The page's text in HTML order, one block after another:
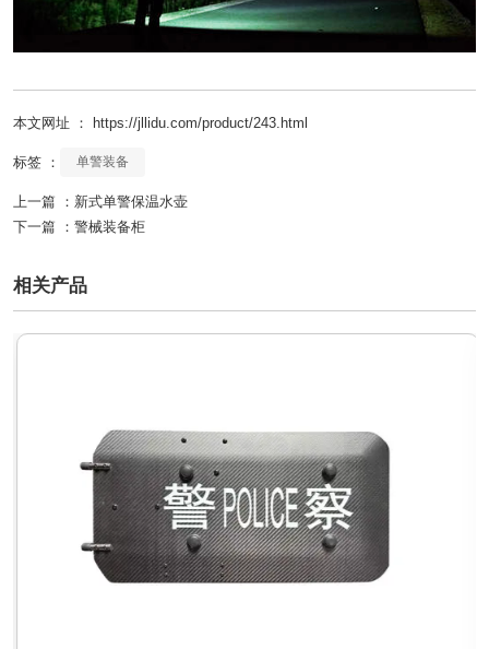
本文网址 ： https://jllidu.com/product/243.html
标签 ： 单警装备
上一篇 ： 新式单警保温水壶
下一篇 ： 警械装备柜
相关产品